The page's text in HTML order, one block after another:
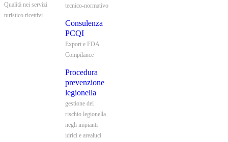
Qualità nei servizi
turistico ricettivi
tecnico-normativo
Consulenza
PCQI
Export e FDA
Compilance
Procedura
prevenzione
legionella
gestione del
rischio legionella
negli impianti
idrici e arealuci